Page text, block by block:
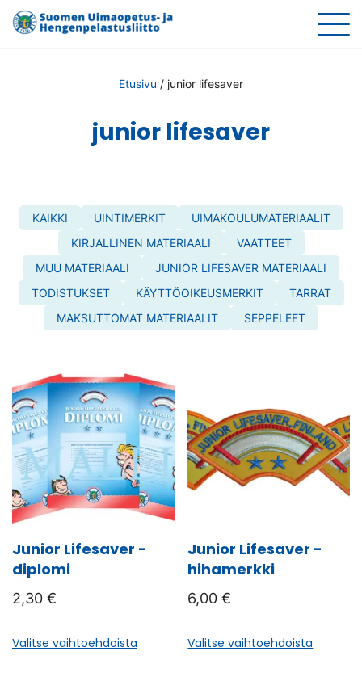
Etusivu / junior lifesaver
junior lifesaver
KAIKKI UINTIMERKIT
UIMAKOULUMATERIAALIT
KIRJALLINEN MATERIAALI
VAATTEET
MUU MATERIAALI
JUNIOR LIFESAVER MATERIAALI
TODISTUKSET
KÄYTTÖOIKEUSMERKIT
TARRAT
MAKSUTTOMAT MATERIAALIT
SEPPELEET
Junior Lifesaver -
diplomi
2,30 €
Valitse vaihtoehdoista
Junior Lifesaver -
hihamerkki
6,00€
Valitse vaihtoehdoista